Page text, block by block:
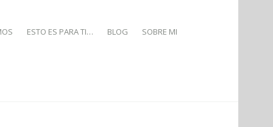
ESTO ES PARA TI… BLOG SOBRE MI